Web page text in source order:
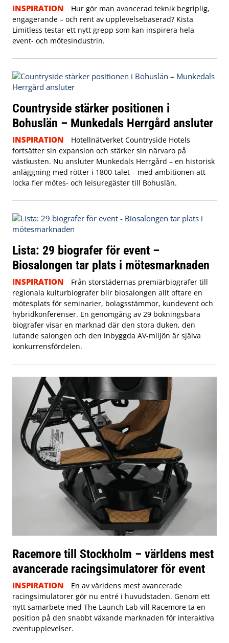
INSPIRATION
Hur gör man avancerad teknik begriplig,
engagerande – och rent av upplevelsebaserad? Kista
Limitless testar ett nytt grepp som kan inspirera hela
event- och mötesindustrin.
Countryside stärker positionen i
Bohuslän – Munkedals Herrgård ansluter
INSPIRATION
Hotellnätverket Countryside Hotels
fortsätter sin expansion och stärker sin närvaro på
västkusten. Nu ansluter Munkedals Herrgård – en historisk
anläggning med rötter i 1800-talet – med ambitionen att
locka fler mötes- och leisuregäster till Bohuslän.
Lista: 29 biografer för event –
Biosalongen tar plats i mötesmarknaden
INSPIRATION
Från storstädernas premiärbiografer till
regionala kulturbiografer blir biosalongen allt oftare en
mötesplats för seminarier, bolagsstämmor, kundevent och
hybridkonferenser. En genomgång av 29 bokningsbara
biografer visar en marknad där den stora duken, den
lutande salongen och den inbyggda AV-miljön är själva
konkurrensfördelen.
Racemore till Stockholm – världens mest
avancerade racingsimulatorer för event
INSPIRATION
En av världens mest avancerade
racingsimulatorer gör nu entré i huvudstaden. Genom ett
nytt samarbete med The Launch Lab vill Racemore ta en
position på den snabbt växande marknaden för interaktiva
eventupplevelser.